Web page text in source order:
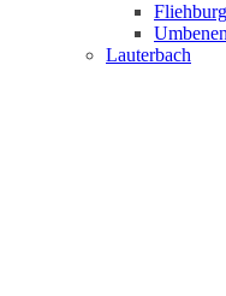
Fliehburg
Lauterbach